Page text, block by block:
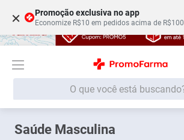
× Promoção exclusiva no app
Economize R$10 em pedidos acima de R$100
O que você está buscando?
Saúde Masculina
Termos mais buscados